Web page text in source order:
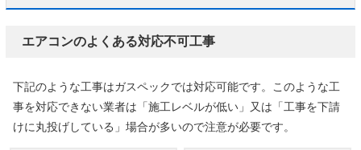
エアコンのよくある対応不可工事
下記のような工事はガスペックでは対応可能です。このような工
事を対応できない業者は「施工レベルが低い」又は「工事を下請
けに丸投げしている」場合が多いので注意が必要です。